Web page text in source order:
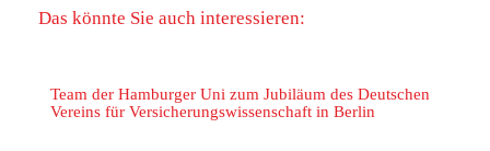
Das könnte Sie auch interessieren:
Team der Hamburger Uni zum Jubiläum des Deutschen
Vereins für Versicherungswissenschaft in Berlin